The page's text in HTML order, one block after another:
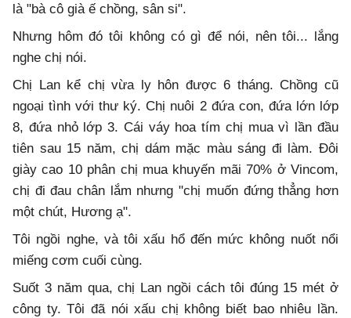
là "bà cô già ế chồng, sân si".
Nhưng hôm đó tôi không có gì để nói, nên tôi... lắng
nghe chị nói.
Chị Lan kể chị vừa ly hôn được 6 tháng. Chồng cũ
ngoại tình với thư ký. Chị nuôi 2 đứa con, đứa lớn lớp
8, đứa nhỏ lớp 3. Cái váy hoa tím chị mua vì lần đầu
tiên sau 15 năm, chị dám mặc màu sáng đi làm. Đôi
giày cao 10 phân chị mua khuyến mãi 70% ở Vincom,
chị đi đau chân lắm nhưng "chị muốn đứng thẳng hơn
một chút, Hương ạ".
Tôi ngồi nghe, và tôi xấu hổ đến mức không nuốt nổi
miếng cơm cuối cùng.
Suốt 3 năm qua, chị Lan ngồi cách tôi đúng 15 mét ở
công ty. Tôi đã nói xấu chị không biết bao nhiêu lần.